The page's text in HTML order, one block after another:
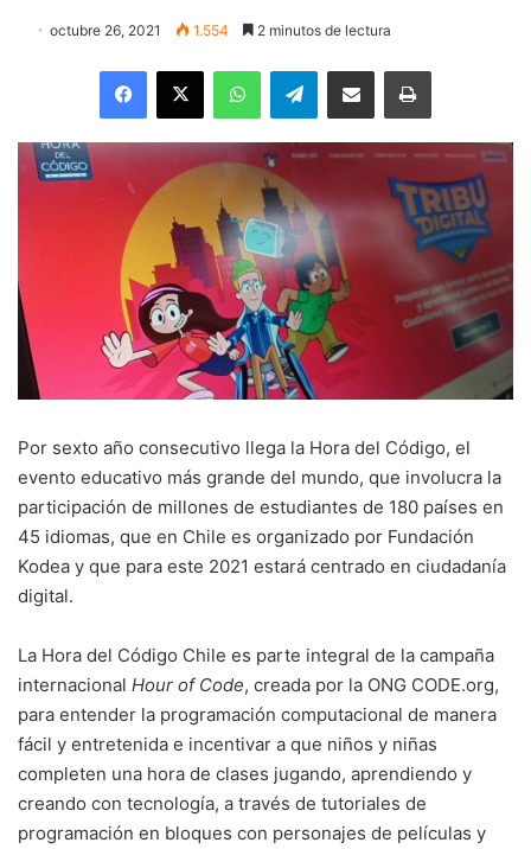
octubre 26, 2021 1.554 2 minutos de lectura
Facebook
X WhatsAppTelegramEnviar vía email Imprimir
Por sexto año consecutivo llega la Hora del Código, el
evento educativo más grande del mundo, que involucra la
participación de millones de estudiantes de 180 países en
45 idiomas, que en Chile es organizado por Fundación
Kodea y que para este 2021 estará centrado en ciudadanía
digital.
La Hora del Código Chile es parte integral de la campaña
internacional Hour of Code, creada por la ONG CODE.org,
para entender la programación computacional de manera
fácil y entretenida e incentivar a que niños y niñas
completen una hora de clases jugando, aprendiendo y
creando con tecnología, a través de tutoriales de
programación en bloques con personajes de películas y